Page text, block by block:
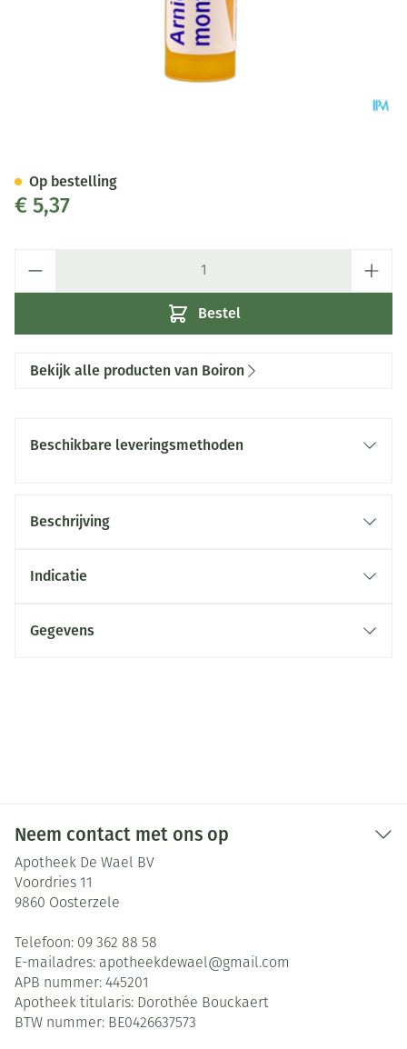
€ 5,37
Bestel
Op bestelling
Bekijk alle producten van Boiron
Beschikbare leveringsmethoden
Beschrijving
Indicatie
Gegevens
Neem contact met ons op
Apotheek De Wael BV
Voordries 11
9860 Oosterzele
Telefoon: 09 362 88 58
E-mailadres: apotheekdewael@gmail.com
APB nummer: 445201
Apotheek titularis: Dorothée Bouckaert
BTW nummer: BE0426637573